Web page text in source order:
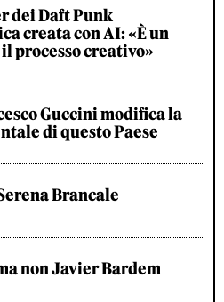
dei Daft Punk
creata con AI: «È un
processo creativo»
Guccini modifica la
di questo Paese
Brancale
non Javier Bardem